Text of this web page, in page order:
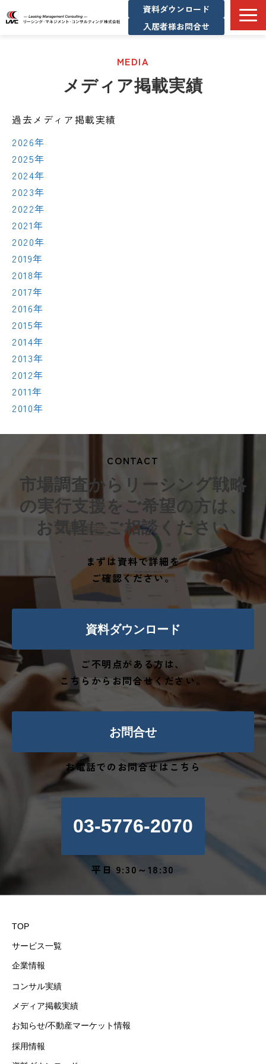
資料ダウンロード
入居者様お問合せ
企業情報
コンサル実績
MEDIA
メディア掲載実績
過去メディア掲載実績
2026年
2025年
2024年
2023年
2022年
2021年
2020年
2019年
2018年
2017年
2016年
2015年
2014年
2013年
2012年
2011年
2010年
CONTACT
市場調査からリーシング戦略
の実行支援をご希望の方は、
お気軽にご相談ください
まずは資料で詳細を
ご確認ください。
資料ダウンロード
ご不明点がある方は、
こちらからお問合せください。
お問合せ
お電話でのお問合せはこちら
03-5776-2070
平日 9:30～18:30
TOP
サービス一覧
企業情報
コンサル実績
メディア掲載実績
お知らせ/不動産マーケット情報
採用情報